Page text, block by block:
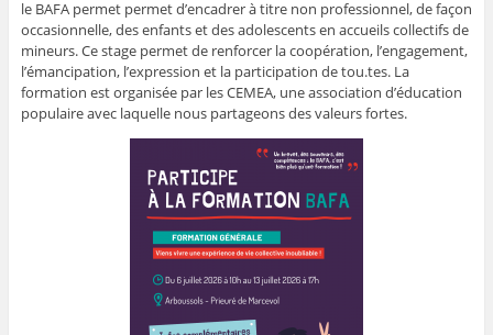
le BAFA permet permet d’encadrer à titre non professionnel, de façon
occasionnelle, des enfants et des adolescents en accueils collectifs de
mineurs.Ce stage permet de renforcer la coopération, l’engagement,
l’émancipation, l’expression et la participation de tou.tes. La
formation est organisée par les CEMEA, une association d’éducation
populaire avec laquelle nous partageons des valeurs fortes.